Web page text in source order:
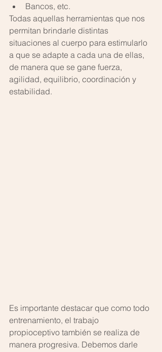
Bancos, etc.
Todas aquellas herramientas que nos
permitan brindarle distintas
situaciones al cuerpo para estimularlo
a que se adapte a cada una de ellas,
de manera que se gane fuerza,
agilidad, equilibrio, coordinación y
estabilidad.
Es importante destacar que como todo
entrenamiento, el trabajo
propioceptivo también se realiza de
manera progresiva. Debemos darle